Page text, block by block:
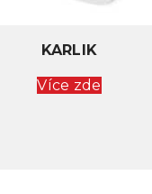
KARLIK
Více zde